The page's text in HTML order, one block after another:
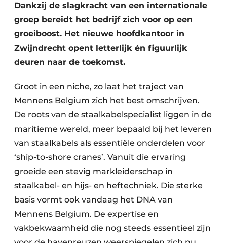
Contact
Evenementen
Dak & Gevel
Interieurarchitectuur
Keukens
Renovatie
Software
Toegangscontrole
Veiligheid & Opleiding
Zonwering
Dankzij de slagkracht van een internationale
groep bereidt het bedrijf zich voor op een
groeiboost. Het nieuwe hoofdkantoor in
Zwijndrecht opent letterlijk én figuurlijk
deuren naar de toekomst.
Groot in een niche, zo laat het traject van
Mennens Belgium zich het best omschrijven.
De roots van de staalkabelspecialist liggen in de
maritieme wereld, meer bepaald bij het leveren
van staalkabels als essentiële onderdelen voor
‘ship-to-shore cranes’. Vanuit die ervaring
groeide een stevig markleiderschap in
staalkabel- en hijs- en heftechniek. Die sterke
basis vormt ook vandaag het DNA van
Mennens Belgium. De expertise en
vakbekwaamheid die nog steeds essentieel zijn